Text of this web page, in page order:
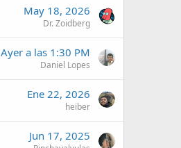
May 18, 2026
Dr. Zoidberg
Ayer a las 1:30 PM
Daniel Lopes
Ene 22, 2026
heiber
Jun 17, 2025